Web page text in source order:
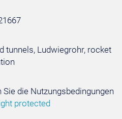
tunnels, Ludwiegrohr, rocket
Sie die Nutzungsbedingungen
protected